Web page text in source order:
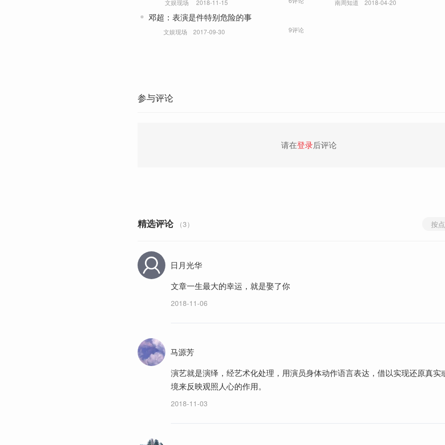
文娱现场 2018-11-15 南周知道 2018-04-20
邓超：表演是件特别危险的事
文娱现场 2017-09-30 9评论
参与评论
请在登录后评论
精选评论 （3） 按
日月光华
文章一生最大的幸运，就是娶了你
2018-11-06
马源芳
演艺就是演绎，经艺术化处理，用演员身体动作语言表达，借以实现还原真实
境来反映观照人心的作用。
2018-11-03